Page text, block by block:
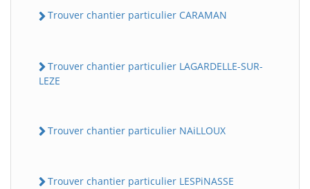
Trouver chantier particulier CARAMAN
Trouver chantier particulier LAGARDELLE-SUR-
LEZE
Trouver chantier particulier NAiLLOUX
Trouver chantier particulier LESPiNASSE